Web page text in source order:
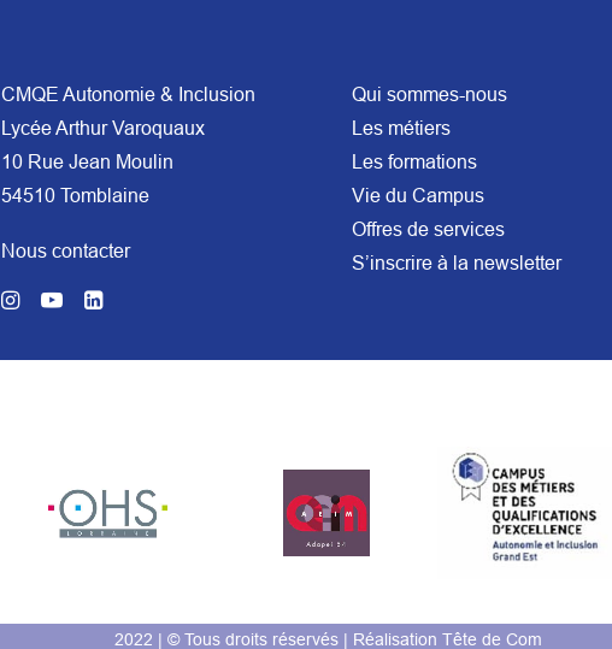
CMQE Autonomie & Inclusion
Lycée Arthur Varoquaux
10 Rue Jean Moulin
54510 Tomblaine
Nous contacter
Qui sommes-nous
Les métiers
Les formations
Vie du Campus
Offres de services
S’inscrire à la newsletter
2022 | © Tous droits réservés | Réalisation Tête de Com